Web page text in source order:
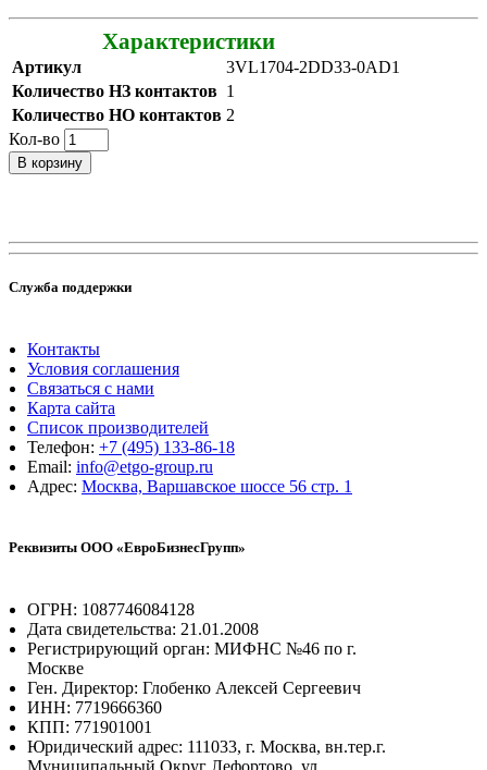
Характеристики
Артикул
3VL1704-2DD33-0AD1
Количество НЗ контактов 1
Количество НО контактов 2
Кол-во
В корзину
Служба поддержки
Контакты
Условия соглашения
Связаться с нами
Карта сайта
Список производителей
Телефон: +7 (495) 133-86-18
Email: info@etgo-group.ru
Адрес: Москва, Варшавское шоссе 56 стр. 1
Реквизиты ООО «ЕвроБизнесГрупп»
ОГРН: 1087746084128
Дата свидетельства: 21.01.2008
Регистрирующий орган: МИФНС №46 по г.
Москве
Ген. Директор: Глобенко Алексей Сергеевич
ИНН: 7719666360
КПП: 771901001
Юридический адрес: 111033, г. Москва, вн.тер.г.